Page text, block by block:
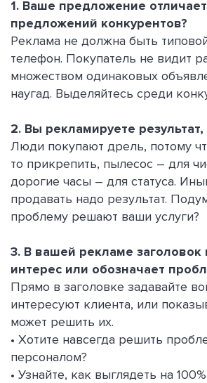
1. Ваше предложение
предложений конкурентов?
Реклама не должна быть
телефон. Покупатель не видит
множеством одинаковых
наугад. Выделяйтесь среди
2. Вы рекламируете результат,
Люди покупают дрель, потому
то прикрепить, пылесос – для
дорогие часы – для статуса.
продавать надо результат.
проблему решают ваши услуги?
3. В вашей рекламе заголовок
интерес или обозначает
Прямо в заголовке задавайте
интересуют клиента, или
может решить их.
• Хотите навсегда решить
персоналом?
• Узнайте, как выглядеть на 100%